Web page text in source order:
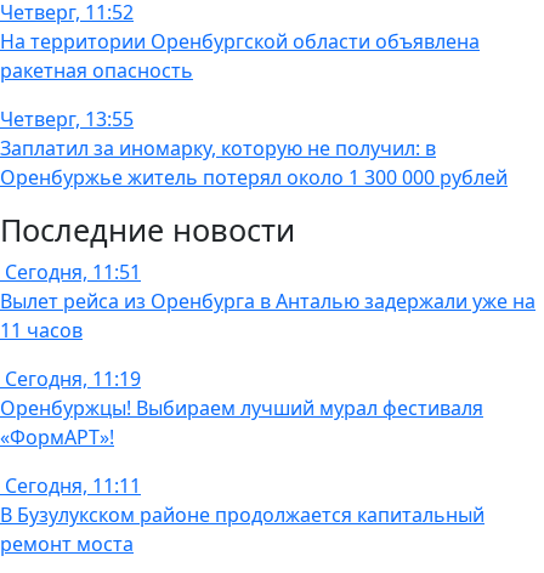
Четверг, 11:52
На территории Оренбургской области объявлена
ракетная опасность
Четверг, 13:55
Заплатил за иномарку, которую не получил: в
Оренбуржье житель потерял около 1 300 000 рублей
Последние новости
Сегодня, 11:51
Вылет рейса из Оренбурга в Анталью задержали уже на
11 часов
Сегодня, 11:19
Оренбуржцы! Выбираем лучший мурал фестиваля
«ФормАРТ»!
Сегодня, 11:11
В Бузулукском районе продолжается капитальный
ремонт моста